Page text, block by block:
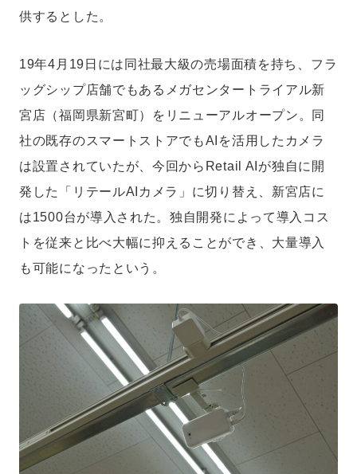
供するとした。
19年4月19日には同社最大級の売場面積を持ち、フラ
ッグシップ店舗でもあるメガセンタートライアル新
宮店（福岡県新宮町）をリニューアルオープン。同
社の既存のスマートストアでもAIを活用したカメラ
は設置されていたが、今回からRetail AIが独自に開
発した「リテールAIカメラ」に切り替え、新宮店に
は1500台が導入された。独自開発によって導入コス
トを従来と比べ大幅に抑えることができ、大量導入
も可能になったという。